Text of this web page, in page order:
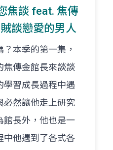
焦談 feat. 焦傳
談戀愛的男人
本季的第一集，
焦傳金館長來談談
學習成長過程中遇
必然讓他走上研究
館長外，他也是一
中他遇到了各式各